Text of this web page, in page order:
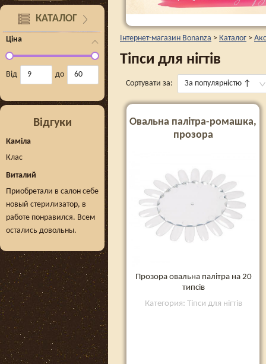
КАТАЛОГ
Ціна
Від до
Відгуки
Каміла
Клас
Виталий
Приобретали в салон себе
новый стерилизатор, в
работе понравился. Всем
остались довольны.
Інтернет-магазин Bonanza > Каталог >
Тіпси для нігтів
Сортувати за: За популярністю ↑
Овальна палітра-ромашка,
прозора
Прозора овальна палітра на 20
типсів
Категория: Тіпси для нігтів